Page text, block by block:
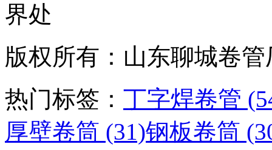
界处
版权所有：山东聊城卷
热门标签： 丁字焊卷管
厚壁卷筒 (31)钢板卷筒